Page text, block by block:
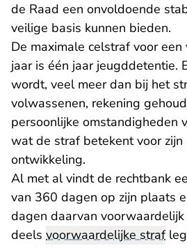
de Raad een onvoldoende
veilige basis kunnen bieden.
De maximale celstraf voor
jaar is één jaar jeugddetentie.
wordt, veel meer dan bij het
volwassenen, rekening
persoonlijke omstandigheden
wat de straf betekent voor zijn
ontwikkeling.
Al met al vindt de rechtbank
van 360 dagen op zijn plaats
dagen daarvan
deels voorwaardelijke straf